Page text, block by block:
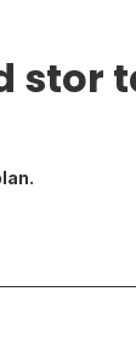
stor